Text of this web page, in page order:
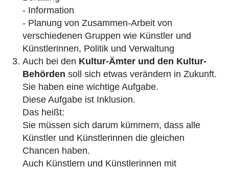
- Information
- Planung von Zusammen-Arbeit von
verschiedenen Gruppen wie Künstler und
Künstlerinnen, Politik und Verwaltung
Auch bei den Kultur-Ämter und den Kultur-
Behörden soll sich etwas verändern in Zukunft.
Sie haben eine wichtige Aufgabe.
Diese Aufgabe ist Inklusion.
Das heißt:
Sie müssen sich darum kümmern, dass alle
Künstler und Künstlerinnen die gleichen
Chancen haben.
Auch Künstlern und Künstlerinnen mit